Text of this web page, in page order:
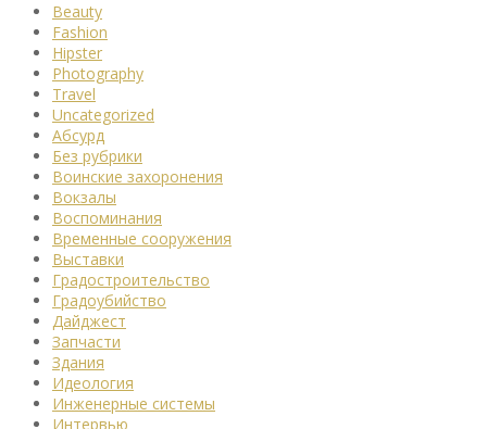
Beauty
Fashion
Hipster
Photography
Travel
Uncategorized
Абсурд
Без рубрики
Воинские захоронения
Вокзалы
Воспоминания
Временные сооружения
Выставки
Градостроительство
Градоубийство
Дайджест
Запчасти
Здания
Идеология
Инженерные системы
Интервью